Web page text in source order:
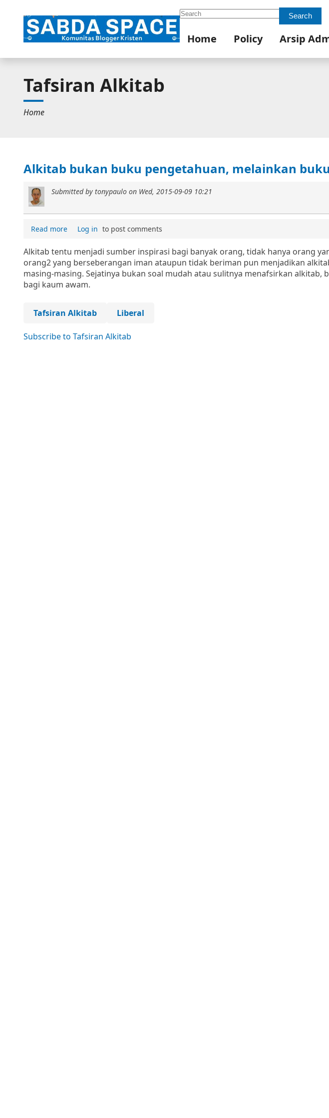
Search Search
Home Policy Arsip
Tafsiran Alkitab
Home
Alkitab bukan buku pengetahuan, melainkan
Submitted bytonypaulo on Wed, 2015-09-09 10:21
Read more Log in to post comments
Alkitab tentu menjadi sumber inspirasi bagi banyak orang, tidak hanya orang
orang2 yang berseberangan iman ataupun tidak beriman pun menjadikan
masing-masing. Sejatinya bukan soal mudah atau sulitnya menafsirkan alkitab,
bagi kaum awam.
Tafsiran Alkitab Liberal
Subscribe to Tafsiran Alkitab